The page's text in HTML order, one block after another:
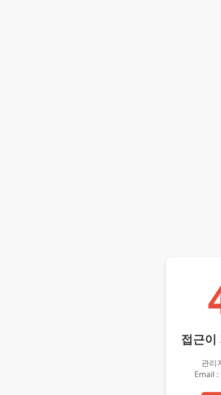
접근이
관리
Email